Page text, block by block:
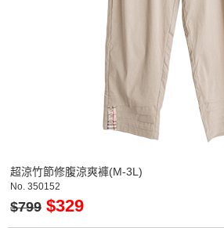
超涼竹節修腹涼爽褲(M-3L)
No. 350152
$799 $329